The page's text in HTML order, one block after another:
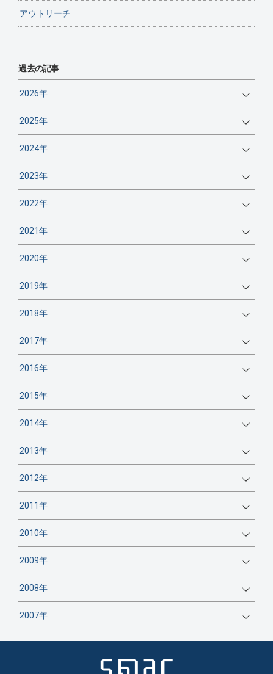
アウトリーチ
過去の記事
2026年
2025年
2024年
2023年
2022年
2021年
2020年
2019年
2018年
2017年
2016年
2015年
2014年
2013年
2012年
2011年
2010年
2009年
2008年
2007年